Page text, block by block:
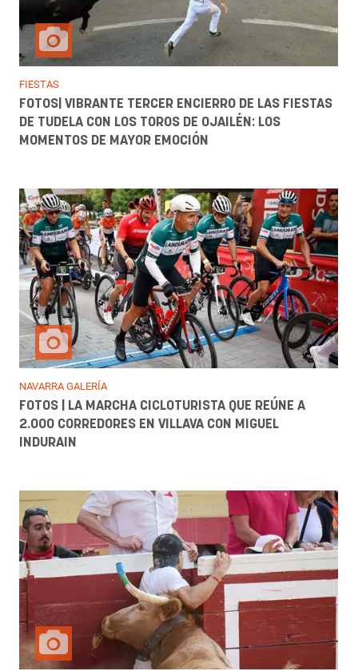
FIESTAS
FOTOS| VIBRANTE TERCER ENCIERRO DE LAS FIESTAS
DE TUDELA CON LOS TOROS DE OJAILÉN: LOS
MOMENTOS DE MAYOR EMOCIÓN
NAVARRA GALERÍA
FOTOS | LA MARCHA CICLOTURISTA QUE REÚNE A
2.000 CORREDORES EN VILLAVA CON MIGUEL
INDURAIN